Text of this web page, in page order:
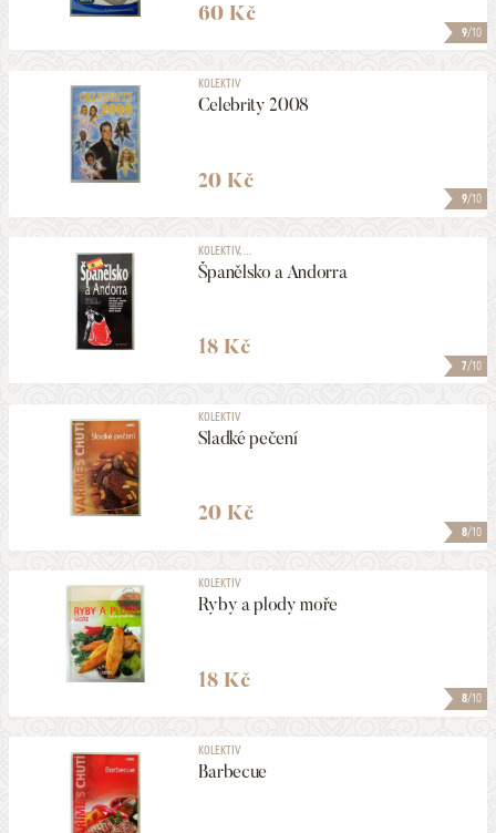
9/10
60 Kč
9/10
KOLEKTIV
Celebrity 2008
20 Kč
7/10
KOLEKTIV, ...
Španělsko a Andorra
18 Kč
8/10
KOLEKTIV
Sladké pečení
20 Kč
8/10
KOLEKTIV
Ryby a plody moře
18 Kč
KOLEKTIV
Barbecue